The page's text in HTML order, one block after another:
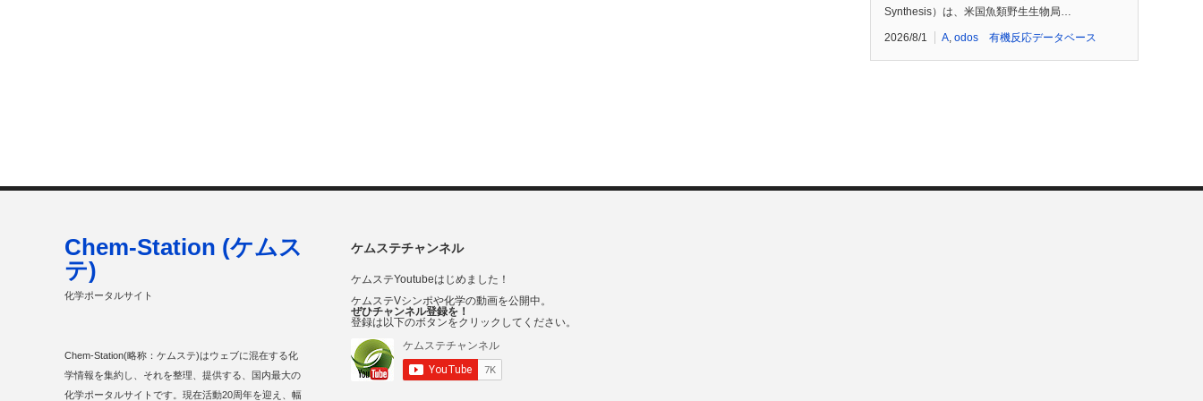
Synthesis）は、米国魚類野生生物局…
2026/8/1 A, odos 有機反応データベース
ケムステチャンネル
ケムステYoutubeはじめました！
ケムステVシンポや化学の動画を公開中。
ぜひチャンネル登録を！
登録は以下のボタンをクリックしてください。
Chem-Station (ケムス
テ)
化学ポータルサイト
Chem-Station(略称：ケムステ)はウェブに混在する化
学情報を集約し、それを整理、提供する、国内最大の
化学ポータルサイトです。現在活動20周年を迎え、幅